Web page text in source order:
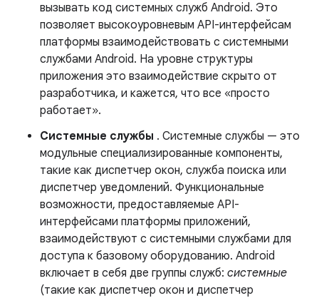
вызывать код системных служб Android. Это
позволяет высокоуровневым API-интерфейсам
платформы взаимодействовать с системными
службами Android. На уровне структуры
приложения это взаимодействие скрыто от
разработчика, и кажется, что все «просто
работает».
Системные службы . Системные службы — это
модульные специализированные компоненты,
такие как диспетчер окон, служба поиска или
диспетчер уведомлений. Функциональные
возможности, предоставляемые API-
интерфейсами платформы приложений,
взаимодействуют с системными службами для
доступа к базовому оборудованию. Android
включает в себя две группы служб: системные
(такие как диспетчер окон и диспетчер